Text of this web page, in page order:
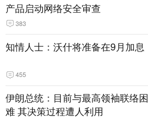
产品启动网络安全审查
383
知情人士：沃什将准备在9月加息
455
伊朗总统：目前与最高领袖联络困
难 其决策过程遭人利用